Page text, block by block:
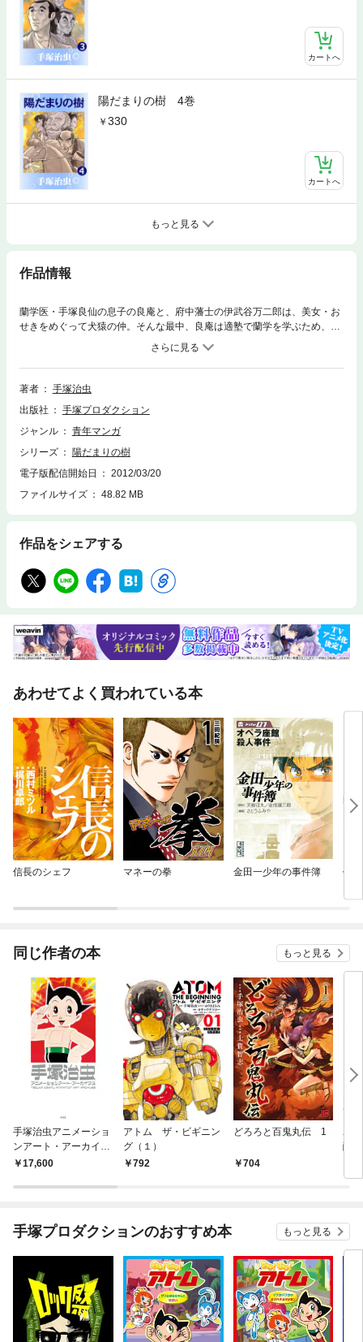
カートへ
陽だまりの樹 4巻
330
カートへ
もっと見る
作品情報
蘭学医・手塚良仙の息子の良庵と、府中藩士の伊武谷万二郎は、美女・お
せきをめぐって犬猿の仲。そんな最中、良庵は適塾で蘭学を学ぶため、大
坂へ旅立つ。幕末に実在した著者の曽祖父をモデルにする長編歴史作品・
著者
手塚治虫
出版社
手塚プロダクション
ジャンル
青年マンガ
シリーズ
陽だまりの樹
電子版配信開始日
2012/03/20
ファイルサイズ
48.82 MB
作品をシェアする
あわせてよく買われている本
信長のシェフ マネーの拳 金田一少年の事件簿 仏
同じ作者の本 もっと見る
手塚治虫アニメーショ
ンアート・アーカイブ
ス17,600
アトム ザ・ビギニン
グ（１）
792
どろろと百鬼丸伝 1
704
ユ
醒
手塚プロダクションのおすすめ本 もっと見る